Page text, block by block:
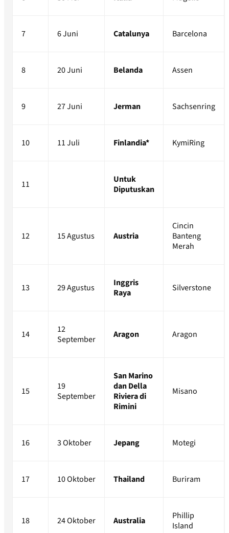
7 6 Juni Catalunya Barcelona
8 20 Juni Belanda Assen
9 27 Juni Jerman Sachsenring
10 11 Juli Finlandia* KymiRing
11
Untuk
Diputuskan
12 15 Agustus Austria
Cincin
Banteng
Merah
13 29 Agustus
Inggris
Raya
Silverstone
14
12
September
Aragon Aragon
15
19
September
San Marino
dan Della
Riviera di
Rimini
Misano
16 3 Oktober Jepang Motegi
17 10 Oktober Thailand Buriram
18 24 Oktober Australia
Phillip
Island